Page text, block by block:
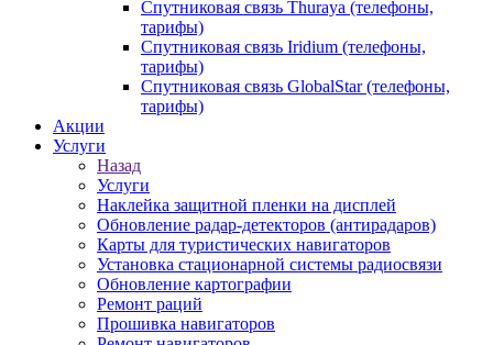
Спутниковая связь Thuraya (телефоны,
тарифы)
Спутниковая связь Iridium (телефоны,
тарифы)
Спутниковая связь GlobalStar (телефоны,
тарифы)
Акции
Услуги
Назад
Услуги
Наклейка защитной пленки на дисплей
Обновление радар-детекторов (антирадаров)
Карты для туристических навигаторов
Установка стационарной системы радиосвязи
Обновление картографии
Ремонт раций
Прошивка навигаторов